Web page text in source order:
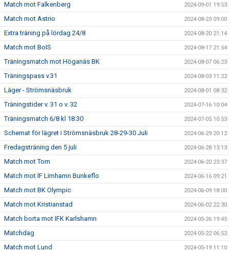
Match mot Falkenberg 2024-09-01 19:53
Match mot Astrio 2024-08-23 09:00
Extra träning på lördag 24/8 2024-08-20 21:14
Match mot BoIS 2024-08-17 21:54
Träningsmatch mot Höganäs BK 2024-08-07 06:23
Träningspass v.31 2024-08-03 11:22
Läger - Strömsnäsbruk 2024-08-01 08:32
Träningstider v. 31 o v. 32 2024-07-16 10:04
Träningsmatch 6/8 kl 18:30 2024-07-05 10:53
Schemat för lägret i Strömsnäsbruk 28-29-30 Juli 2024-06-29 20:12
Fredagsträning den 5 juli 2024-06-28 13:13
Match mot Torn 2024-06-20 23:37
Match mot IF Limhamn Bunkeflo 2024-06-16 09:21
Match mot BK Olympic 2024-06-09 18:00
Match mot Kristianstad 2024-06-02 22:30
Match borta mot IFK Karlshamn 2024-05-26 19:45
Matchdag 2024-05-22 06:52
Match mot Lund 2024-05-19 11:10